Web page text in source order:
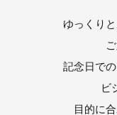
ゆっくり
記念日で
ビ
目的に